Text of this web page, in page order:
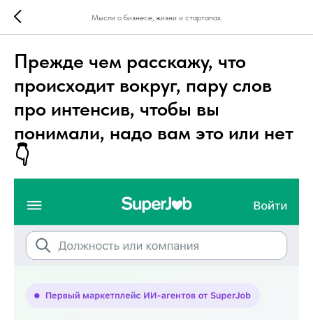
Мысли о бизнесе, жизни и стартапах.
Прежде чем расскажу, что
происходит вокруг, пару слов
про интенсив, чтобы вы
понимали, надо вам это или нет
👇